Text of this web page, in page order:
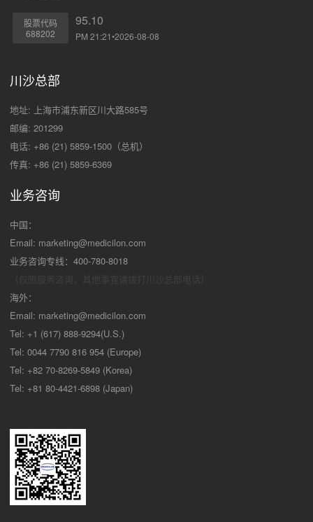
股票代码
688202
95.10
PM 21:21•2026-08-08
川沙总部
地址: 上海市浦东新区川大路585号
邮编: 201299
电话: +86 (21) 5859-1500（总机）
传真: +86 (21) 5859-6369
业务咨询
中国：
Email: marketing@medicilon.com
业务咨询专线：400-780-8018
海外：
Email: marketing@medicilon.com
Tel: +1 (617) 888-9294(U.S.)
Tel: 0044 7790 816 954 (Europe)
Tel: +82 70-8269-5849 (Korea)
Tel: +81 80-4421-6898 (Japan)